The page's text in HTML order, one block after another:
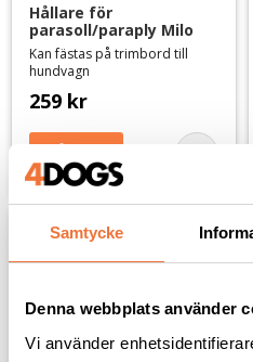
Samtycke
Denna webbplats använder
Vi använder
Hållare för
parasoll/paraply Milo
Kan fästas på trimbord till
hundvagn
259 kr